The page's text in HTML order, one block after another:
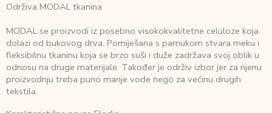
Održiva MODAL tkanina
MODAL se proizvodi iz posebno visokokvalitetne celuloze koja
dolazi od bukovog drva. Pomiješana s pamukom stvara meku i
fleksibilnu tkaninu koja se brzo suši i duže zadržava svoj oblik u
odnosu na druge materijale. Također je održiv izbor jer za njenu
proizvodnju treba puno manje vode nego za većinu drugih
tekstila.